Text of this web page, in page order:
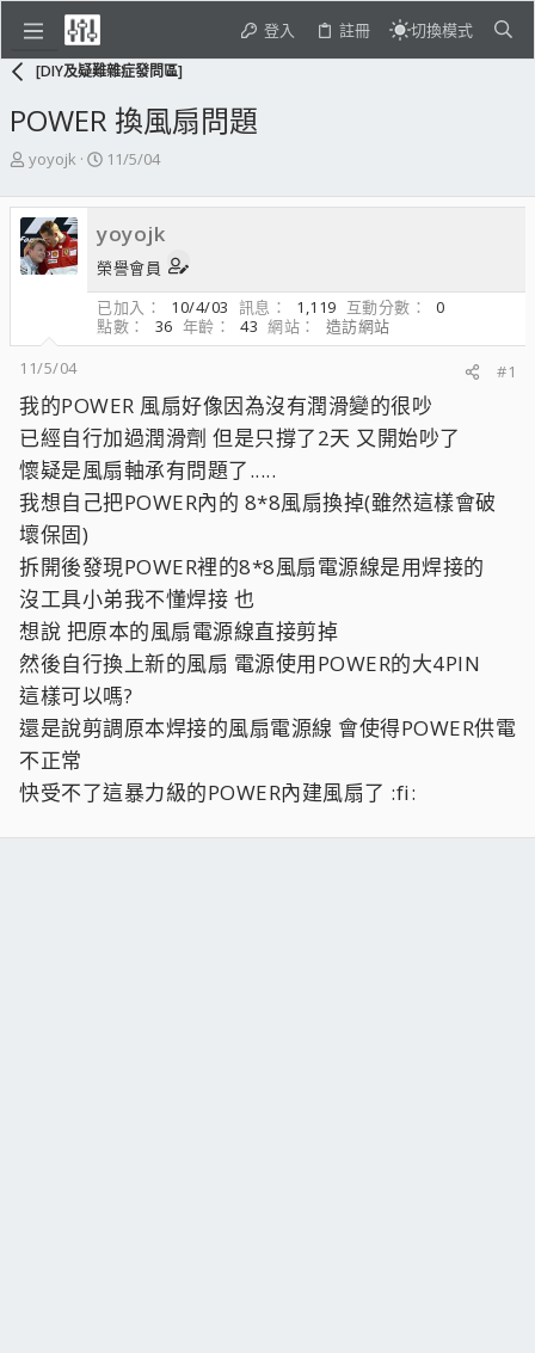
登入 註冊 切換模式
[DIY及疑難雜症發問區]
POWER 換風扇問題
主
發
起
人
yoyojk
開
日
期
11/5/04
yoyojk
榮譽會員
已加入
10/4/03 訊息 1,119 互動分數
0
點數
36 年齡 43 網站
造訪網站
11/5/04
#1
我的POWER 風扇好像因為沒有潤滑變的很吵
已經自行加過潤滑劑 但是只撐了2天 又開始吵了
懷疑是風扇軸承有問題了.....
我想自己把POWER內的 8*8風扇換掉(雖然這樣會破
壞保固)
拆開後發現POWER裡的8*8風扇電源線是用焊接的
沒工具小弟我不懂焊接 也
想說 把原本的風扇電源線直接剪掉
然後自行換上新的風扇 電源使用POWER的大4PIN
這樣可以嗎?
還是說剪調原本焊接的風扇電源線 會使得POWER供電
不正常
快受不了這暴力級的POWER內建風扇了 :fi: